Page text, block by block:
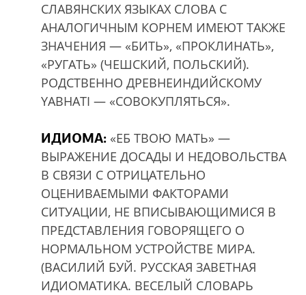
СЛАВЯНСКИХ ЯЗЫКАХ СЛОВА С
АНАЛОГИЧНЫМ КОРНЕМ ИМЕЮТ ТАКЖЕ
ЗНАЧЕНИЯ — «БИТЬ», «ПРОКЛИНАТЬ»,
«РУГАТЬ» (ЧЕШСКИЙ, ПОЛЬСКИЙ).
РОДСТВЕННО ДРЕВНЕИНДИЙСКОМУ
YABHATI — «СОВОКУПЛЯТЬСЯ».
ИДИОМА: «ЕБ ТВОЮ МАТЬ» —
ВЫРАЖЕНИЕ ДОСАДЫ И НЕДОВОЛЬСТВА
В СВЯЗИ С ОТРИЦАТЕЛЬНО
ОЦЕНИВАЕМЫМИ ФАКТОРАМИ
СИТУАЦИИ, НЕ ВПИСЫВАЮЩИМИСЯ В
ПРЕДСТАВЛЕНИЯ ГОВОРЯЩЕГО О
НОРМАЛЬНОМ УСТРОЙСТВЕ МИРА.
(ВАСИЛИЙ БУЙ. РУССКАЯ ЗАВЕТНАЯ
ИДИОМАТИКА. ВЕСЕЛЫЙ СЛОВАРЬ